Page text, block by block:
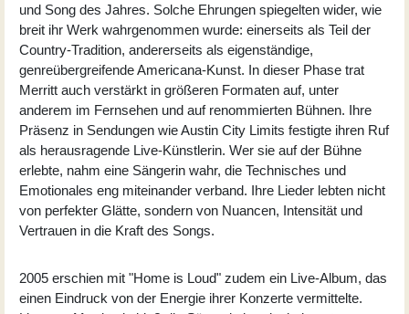
und Song des Jahres. Solche Ehrungen spiegelten wider, wie
breit ihr Werk wahrgenommen wurde: einerseits als Teil der
Country-Tradition, andererseits als eigenständige,
genreübergreifende Americana-Kunst. In dieser Phase trat
Merritt auch verstärkt in größeren Formaten auf, unter
anderem im Fernsehen und auf renommierten Bühnen. Ihre
Präsenz in Sendungen wie Austin City Limits festigte ihren Ruf
als herausragende Live-Künstlerin. Wer sie auf der Bühne
erlebte, nahm eine Sängerin wahr, die Technisches und
Emotionales eng miteinander verband. Ihre Lieder lebten nicht
von perfekter Glätte, sondern von Nuancen, Intensität und
Vertrauen in die Kraft des Songs.
2005 erschien mit "Home is Loud" zudem ein Live-Album, das
einen Eindruck von der Energie ihrer Konzerte vermittelte.